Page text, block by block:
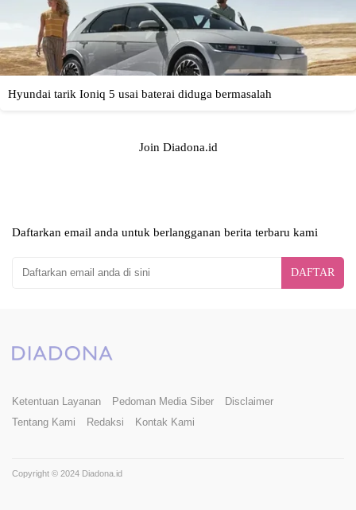
Join Diadona.id
Daftarkan email anda untuk berlangganan berita terbaru kami
DAFTAR
Ketentuan Layanan Pedoman Media Siber
Disclaimer
Tentang Kami
Redaksi Kontak Kami
Copyright © 2024 Diadona.id